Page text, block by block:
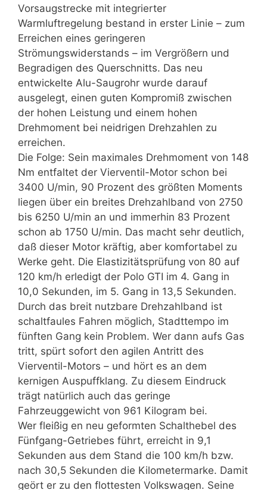
Vorsaugstrecke mit integrierter
Warmluftregelung bestand in erster Linie – zum
Erreichen eines geringeren
Strömungswiderstands – im Vergrößern und
Begradigen des Querschnitts. Das neu
entwickelte Alu-Saugrohr wurde darauf
ausgelegt, einen guten Kompromiß zwischen
der hohen Leistung und einem hohen
Drehmoment bei neidrigen Drehzahlen zu
erreichen.
Die Folge: Sein maximales Drehmoment von 148
Nm entfaltet der Vierventil-Motor schon bei
3400 U/min, 90 Prozent des größten Moments
liegen über ein breites Drehzahlband von 2750
bis 6250 U/min an und immerhin 83 Prozent
schon ab 1750 U/min. Das macht sehr deutlich,
daß dieser Motor kräftig, aber komfortabel zu
Werke geht. Die Elastizitätsprüfung von 80 auf
120 km/h erledigt der Polo GTI im 4. Gang in
10,0 Sekunden, im 5. Gang in 13,5 Sekunden.
Durch das breit nutzbare Drehzahlband ist
schaltfaules Fahren möglich, Stadttempo im
fünften Gang kein Problem. Wer dann aufs Gas
tritt, spürt sofort den agilen Antritt des
Vierventil-Motors – und hört es an dem
kernigen Auspuffklang. Zu diesem Eindruck
trägt natürlich auch das geringe
Fahrzeuggewicht von 961 Kilogram bei.
Wer fleißig en neu geformten Schalthebel des
Fünfgang-Getriebes führt, erreicht in 9,1
Sekunden aus dem Stand die 100 km/h bzw.
nach 30,5 Sekunden die Kilometermarke. Damit
geört er zu den flottesten Volkswagen. Seine